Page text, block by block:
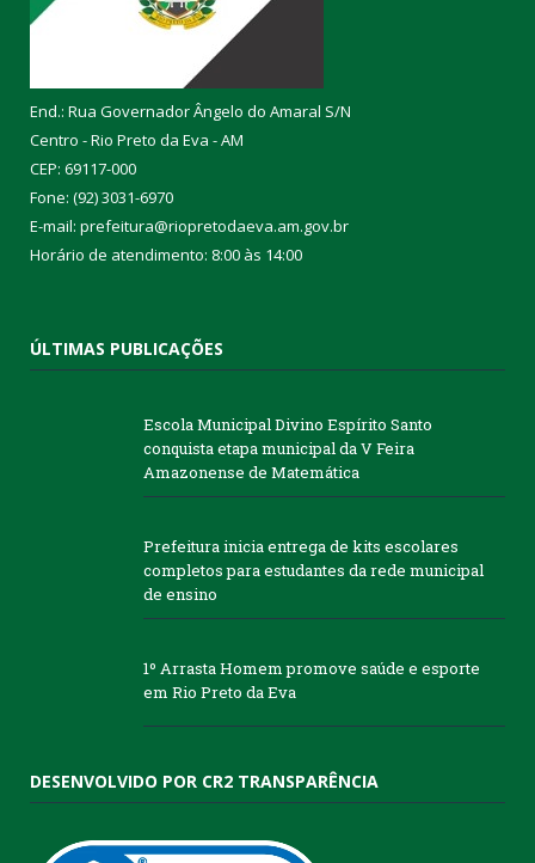
End.: Rua Governador Ângelo do Amaral S/N
Centro - Rio Preto da Eva - AM
CEP: 69117-000
Fone: (92) 3031-6970
E-mail: prefeitura@riopretodaeva.am.gov.br
Horário de atendimento: 8:00 às 14:00
ÚLTIMAS PUBLICAÇÕES
Escola Municipal Divino Espírito Santo
conquista etapa municipal da V Feira
Amazonense de Matemática
Prefeitura inicia entrega de kits escolares
completos para estudantes da rede municipal
de ensino
1º Arrasta Homem promove saúde e esporte
em Rio Preto da Eva
DESENVOLVIDO POR CR2 TRANSPARÊNCIA